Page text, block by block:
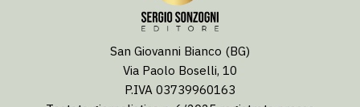
San Giovanni Bianco (BG)
Via Paolo Boselli, 10
P.IVA 03739960163